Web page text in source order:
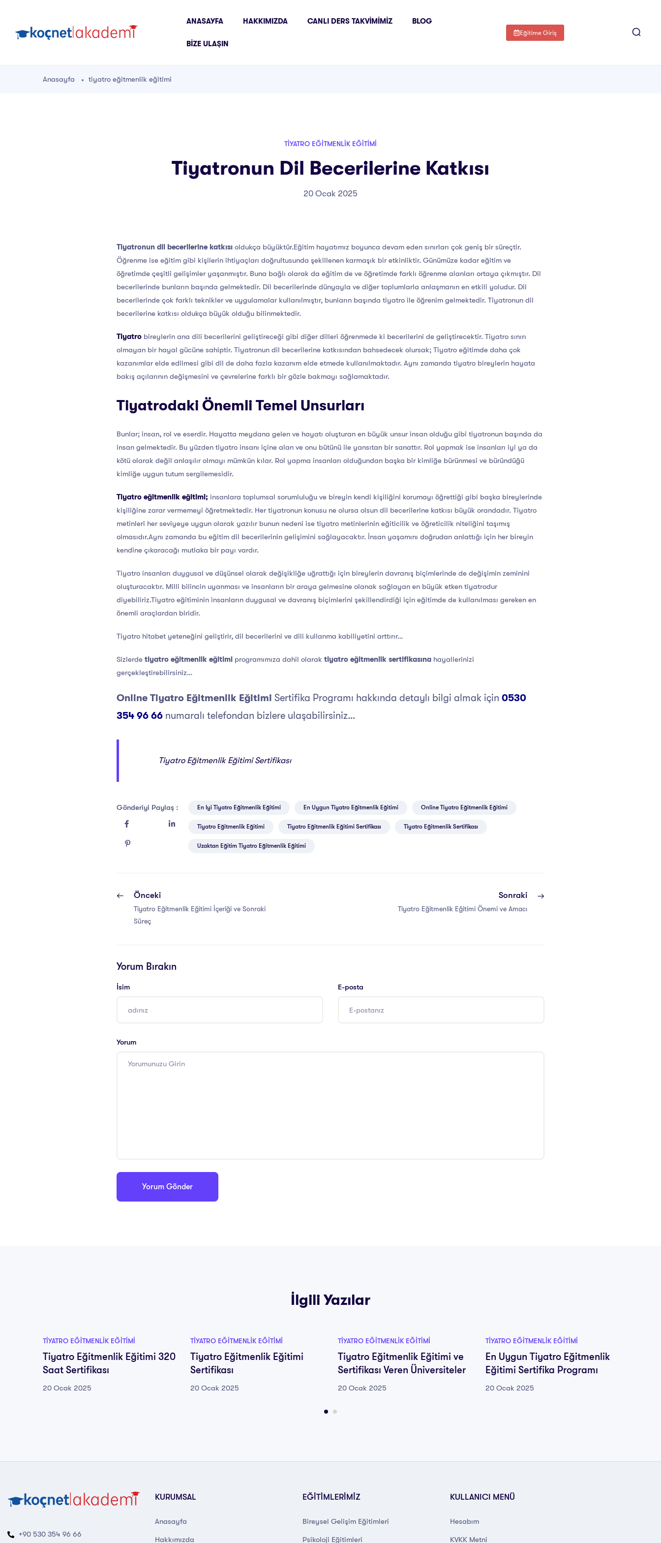
ANASAYFA HAKKIMIZDA CANLI DERS TAKVIMIMIZ BLOG
BIZE ULAŞIN
Eğitime Giriş
Anasayfa tiyatro eğitmenlik eğitimi
TIYATRO EĞITMENLIK EĞITIMI
Tiyatronun Dil Becerilerine Katkısı
20 Ocak 2025
Tiyatronun dil becerilerine katkısı oldukça büyüktür.Eğitim hayatımız boyunca devam eden sınırları çok geniş bir süreçtir.
Öğrenme ise eğitim gibi kişilerin ihtiyaçları doğrultusunda şekillenen karmaşık bir etkinliktir. Günümüze kadar eğitim ve
öğretimde çeşitli gelişimler yaşanmıştır. Buna bağlı olarak da eğitim de ve öğretimde farklı öğrenme alanları ortaya çıkmıştır. Dil
becerilerinde bunların başında gelmektedir. Dil becerilerinde dünyayla ve diğer toplumlarla anlaşmanın en etkili yoludur. Dil
becerilerinde çok farklı teknikler ve uygulamalar kullanılmıştır, bunların başında tiyatro ile öğrenim gelmektedir. Tiyatronun dil
becerilerine katkısı oldukça büyük olduğu bilinmektedir.
Tiyatro bireylerin ana dili becerilerini geliştireceği gibi diğer dilleri öğrenmede ki becerilerini de geliştirecektir. Tiyatro sınırı
olmayan bir hayal gücüne sahiptir. Tiyatronun dil becerilerine katkısından bahsedecek olursak; Tiyatro eğitimde daha çok
kazanımlar elde edilmesi gibi dil de daha fazla kazanım elde etmede kullanılmaktadır. Aynı zamanda tiyatro bireylerin hayata
bakış açılarının değişmesini ve çevrelerine farklı bir gözle bakmayı sağlamaktadır.
Tiyatrodaki Önemli Temel Unsurları
Bunlar; insan, rol ve eserdir. Hayatta meydana gelen ve hayatı oluşturan en büyük unsur insan olduğu gibi tiyatronun başında da
insan gelmektedir. Bu yüzden tiyatro insanı içine alan ve onu bütünü ile yansıtan bir sanattır. Rol yapmak ise insanları iyi ya da
kötü olarak değil anlaşılır olmayı mümkün kılar. Rol yapma insanları olduğundan başka bir kimliğe bürünmesi ve büründüğü
kimliğe uygun tutum sergilemesidir.
Tiyatro eğitmenlik eğitimi; insanlara toplumsal sorumluluğu ve bireyin kendi kişiliğini korumayı öğrettiği gibi başka bireylerinde
kişiliğine zarar vermemeyi öğretmektedir. Her tiyatronun konusu ne olursa olsun dil becerilerine katkısı büyük orandadır. Tiyatro
metinleri her seviyeye uygun olarak yazılır bunun nedeni ise tiyatro metinlerinin eğiticilik ve öğreticilik niteliğini taşımış
olmasıdır.Aynı zamanda bu eğitim dil becerilerinin gelişimini sağlayacaktır. İnsan yaşamını doğrudan anlattığı için her bireyin
kendine çıkaracağı mutlaka bir payı vardır.
Tiyatro insanları duygusal ve düşünsel olarak değişikliğe uğrattığı için bireylerin davranış biçimlerinde de değişimin zeminini
oluşturacaktır. Milli bilincin uyanması ve insanların bir araya gelmesine olanak sağlayan en büyük etken tiyatrodur
diyebiliriz.Tiyatro eğitiminin insanların duygusal ve davranış biçimlerini şekillendirdiği için eğitimde de kullanılması gereken en
önemli araçlardan biridir.
Tiyatro hitabet yeteneğini geliştirir, dil becerilerini ve dili kullanma kabiliyetini arttırır…
Sizlerde tiyatro eğitmenlik eğitimi programımıza dahil olarak tiyatro eğitmenlik sertifikasına hayallerinizi
gerçekleştirebilirsiniz…
Online Tiyatro Eğitmenlik Eğitimi Sertifika Programı hakkında detaylı bilgi almak için 0530
354 96 66 numaralı telefondan bizlere ulaşabilirsiniz…
Tiyatro Eğitmenlik Eğitimi Sertifikası
Gönderiyi Paylaş : En Iyi Tiyatro Eğitmenlik Eğitimi En Uygun Tiyatro Eğitmenlik Eğitimi Online Tiyatro Eğitmenlik Eğitimi
Tiyatro Eğitmenlik Eğitimi Tiyatro Eğitmenlik Eğitimi Sertifikası Tiyatro Eğitmenlik Sertifikası
Uzaktan Eğitim Tiyatro Eğitmenlik Eğitimi
Önceki
Tiyatro Eğitmenlik Eğitimi İçeriği ve Sonraki
Süreç
Sonraki
Tiyatro Eğitmenlik Eğitimi Önemi ve Amacı
Yorum Bırakın
İsim E-posta
Yorum
İlgili Yazılar
TIYATRO EĞITMENLIK EĞITIMI
Tiyatro Eğitmenlik Eğitimi 320
Saat Sertifikası
20 Ocak 2025
TIYATRO EĞITMENLIK EĞITIMI
Tiyatro Eğitmenlik Eğitimi
Sertifikası
20 Ocak 2025
TIYATRO EĞITMENLIK EĞITIMI
Tiyatro Eğitmenlik Eğitimi ve
Sertifikası Veren Üniversiteler
20 Ocak 2025
TIYATRO EĞITMENLIK EĞITIMI
En Uygun Tiyatro Eğitmenlik
Eğitimi Sertifika Programı
20 Ocak 2025
+90 530 354 96 66
KURUMSAL
Anasayfa
Hakkımızda
EĞİTİMLERİMİZ
Bireysel Gelişim Eğitimleri
Psikoloji Eğitimleri
KULLANICI MENÜ
Hesabım
KVKK Metni